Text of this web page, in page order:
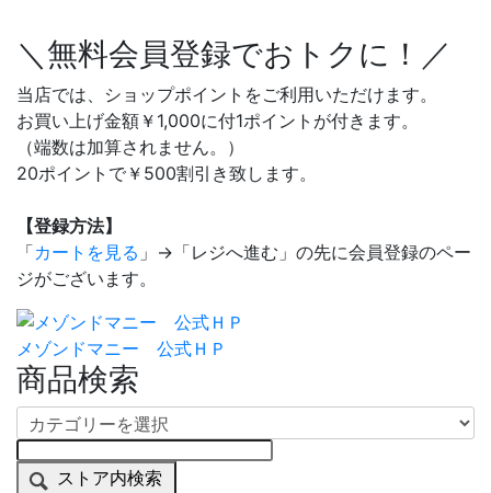
＼無料会員登録でおトクに！／
当店では、ショップポイントをご利用いただけます。
お買い上げ金額￥1,000に付1ポイントが付きます。
（端数は加算されません。）
20ポイントで￥500割引き致します。
【登録方法】
「カートを見る 」→「レジへ進む」の先に会員登録のペー
ジがございます。
メゾンドマニー 公式ＨＰ
商品検索
ストア内検索